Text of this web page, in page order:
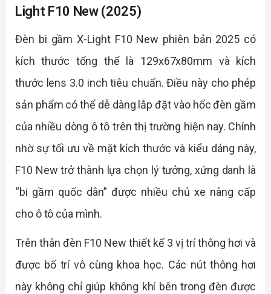
Light F10 New (2025)
Đèn bi gầm X-Light F10 New phiên bản 2025 có
kích thước tổng thể là 129x67x80mm và kích
thước lens 3.0 inch tiêu chuẩn. Điều này cho phép
sản phẩm có thể dễ dàng lắp đặt vào hốc đèn gầm
của nhiều dòng ô tô trên thị trường hiện nay. Chính
nhờ sự tối ưu về mặt kích thước và kiểu dáng này,
F10 New trở thành lựa chọn lý tưởng, xứng danh là
“bi gầm quốc dân” được nhiều chủ xe nâng cấp
cho ô tô của mình.
Trên thân đèn F10 New thiết kế 3 vị trí thông hơi và
được bố trí vô cùng khoa học. Các nút thông hơi
này không chỉ giúp không khí bên trong đèn được